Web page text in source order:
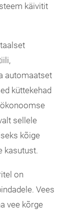
käivitit
automaatset
küttekehad
sellele
kõige
kasutust.
on
Vees
vee kõrge